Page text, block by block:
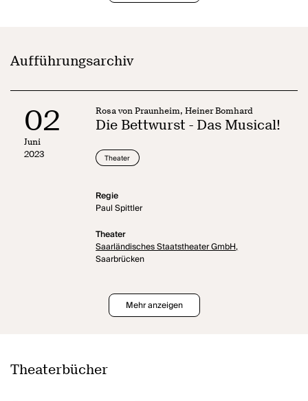
Aufführungsarchiv
02
Juni
2023
Rosa von Praunheim, Heiner Bomhard
Die Bettwurst - Das Musical!
Theater
Regie
Paul Spittler
Theater
Saarländisches Staatstheater GmbH,
Saarbrücken
Mehr anzeigen
Theaterbücher